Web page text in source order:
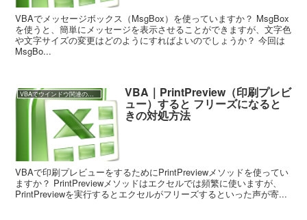
VBAでメッセージボックス（MsgBox）を使っていますか？ MsgBox
を使うと、簡単にメッセージを表示させることができますが、文字色
や文字サイズの変更はどのようにすればよいのでしょうか？ 今回は
MsgBo...
VBAでウインドウ関連の操作 VBA｜PrintPreview（印刷プレビ
ュー）すると フリーズになると
きの対処方法
VBAで印刷プレビューをするためにPrintPreviewメソッドを使ってい
ますか？ PrintPreviewメソッドはエクセルでは頻繁に使いますが、
PrintPreviewを実行するとエクセルがフリーズするといった声が寄...